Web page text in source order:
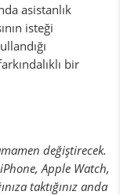
asistanlık
isteği
bir
değiştirecek.
Apple Watch,
taktığınız anda